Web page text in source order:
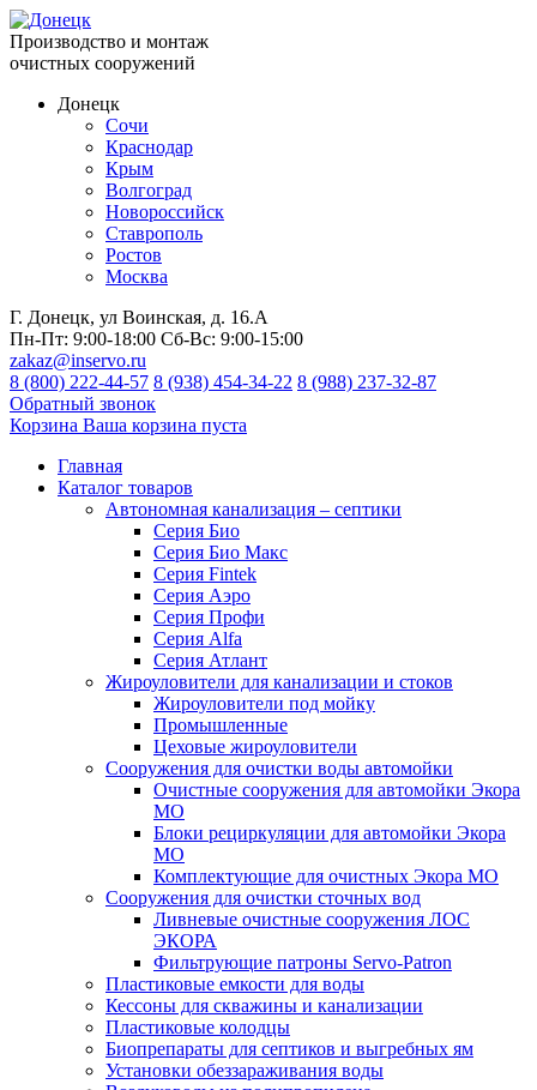
Производство и монтаж
очистных сооружений
Донецк
Сочи
Краснодар
Крым
Волгоград
Новороссийск
Ставрополь
Ростов
Москва
Г. Донецк, ул Воинская, д. 16.А
Пн-Пт: 9:00-18:00 Сб-Вс: 9:00-15:00
zakaz@inservo.ru
8 (800) 222-44-57 8 (938) 454-34-22 8 (988) 237-32-87
Обратный звонок
Корзина Ваша корзина пуста
Главная
Каталог товаров
Автономная канализация – септики
Серия Био
Серия Био Макс
Серия Fintek
Серия Аэро
Серия Профи
Серия Alfa
Серия Атлант
Жироуловители для канализации и стоков
Жироуловители под мойку
Промышленные
Цеховые жироуловители
Сооружения для очистки воды автомойки
Очистные сооружения для автомойки Экора
МО
Блоки рециркуляции для автомойки Экора
МО
Комплектующие для очистных Экора МО
Сооружения для очистки сточных вод
Ливневые очистные сооружения ЛОС
ЭКОРА
Фильтрующие патроны Servo-Patron
Пластиковые емкости для воды
Кессоны для скважины и канализации
Пластиковые колодцы
Биопрепараты для септиков и выгребных ям
Установки обеззараживания воды